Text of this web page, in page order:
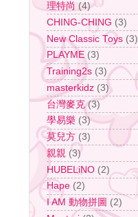
理特尚 (4)
CHING-CHING (3)
New Classic Toys (3)
PLAYME (3)
Training2s (3)
masterkidz (3)
台灣麥克 (3)
學易樂 (3)
莫兒方 (3)
親親 (3)
HUBELiNO (2)
Hape (2)
I AM 動物拼圖 (2)